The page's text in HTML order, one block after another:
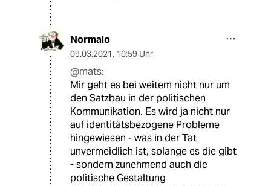
Normalo
09.03.2021, 10:59 Uhr
@mats:
Mir geht es bei weitem nicht nur um
den Satzbau in der politischen
Kommunikation. Es wird ja nicht nur
auf identitätsbezogene Probleme
hingewiesen - was in der Tat
unvermeidlich ist, solange es die gibt
- sondern zunehmend auch die
politische Gestaltung